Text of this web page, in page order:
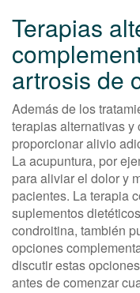
Terapias
artrosis de
Además de los
terapias alternativas
proporcionar alivio
La acupuntura, por
para aliviar el dolor y
pacientes. La terapia
suplementos
condroitina, también
opciones
discutir estas
antes de comenzar